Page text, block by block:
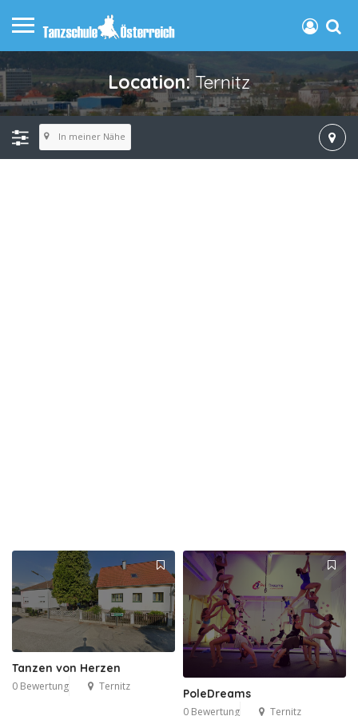
Location:Ternitz
In meiner Nähe
Tanzen von Herzen
0 Bewertung Ternitz
PoleDreams
0 Bewertung Ternitz